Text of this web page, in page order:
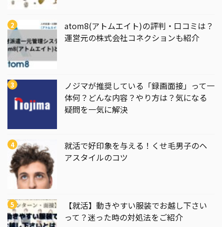
atom8(アトムエイト)の評判・口コミは？
運営元の株式会社コネクションも紹介
ノジマが推奨している「録画面接」って一
体何？どんな内容？やり方は？気になる
疑問を一気に解決
就活で好印象を与える！くせ毛男子のヘ
アスタイルのコツ
【就活】動きやすい服装でお越し下さい
って？迷った時の対処法をご紹介